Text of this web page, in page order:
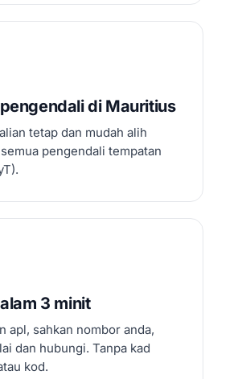
di Mauritius
tetap dan mudah alih
pengendali tempatan
3 minit
apl, sahkan nombor anda,
dan hubungi. Tanpa kad
kod.